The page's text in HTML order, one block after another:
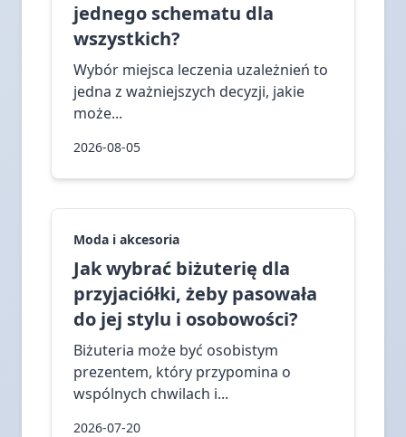
jednego schematu dla
wszystkich?
Wybór miejsca leczenia uzależnień to
jedna z ważniejszych decyzji, jakie
może...
2026-08-05
Moda i akcesoria
Jak wybrać biżuterię dla
przyjaciółki, żeby pasowała
do jej stylu i osobowości?
Biżuteria może być osobistym
prezentem, który przypomina o
wspólnych chwilach i...
2026-07-20